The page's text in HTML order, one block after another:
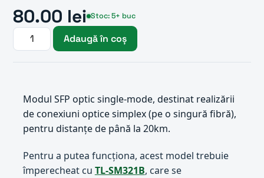
80.00 lei Stoc: 5+ buc
Adaugă în coș
Modul SFP optic single-mode, destinat realizării
de conexiuni optice simplex (pe o singură fibră),
pentru distanțe de până la 20km.
Pentru a putea funcționa, acest model trebuie
împerecheat cu TL-SM321B, care se